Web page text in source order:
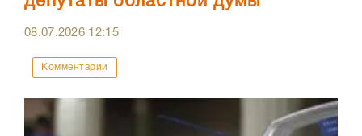
08.07.2026 12:15
Комментарии